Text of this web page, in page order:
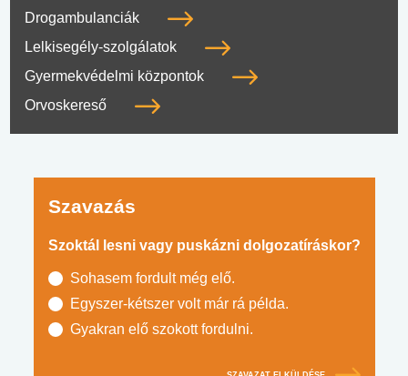
Drogambulanciák
Lelkisegély-szolgálatok
Gyermekvédelmi központok
Orvoskereső
Szavazás
Szoktál lesni vagy puskázni dolgozatíráskor?
Sohasem fordult még elő.
Egyszer-kétszer volt már rá példa.
Gyakran elő szokott fordulni.